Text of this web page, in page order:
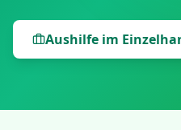
Aushilfe im